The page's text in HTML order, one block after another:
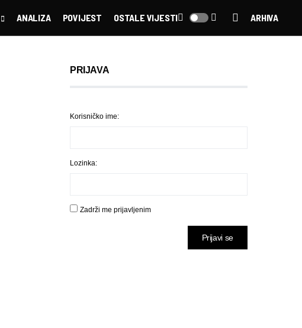
ANALIZA POVIJEST OSTALE VIJESTI ARHIVA
PRIJAVA
Korisničko ime:
Lozinka:
Zadrži me prijavljenim
Prijavi se